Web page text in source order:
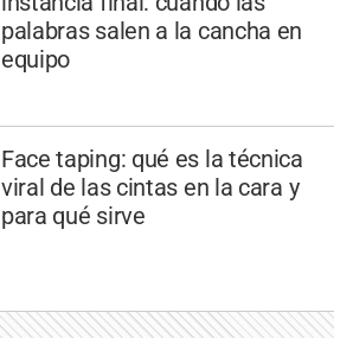
palabras salen a la cancha en
equipo
Face taping: qué es la técnica
viral de las cintas en la cara y
para qué sirve